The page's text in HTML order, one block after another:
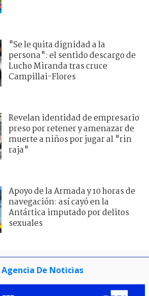
"Se le quita dignidad a la
persona": el sentido descargo de
Lucho Miranda tras cruce
Campillai-Flores
Revelan identidad de empresario
preso por retener y amenazar de
muerte a niños por jugar al "rin
raja"
Apoyo de la Armada y 10 horas de
navegación: así cayó en la
Antártica imputado por delitos
sexuales
Agencia De Noticias